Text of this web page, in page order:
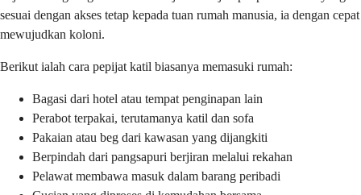
sesuai dengan akses tetap kepada tuan rumah manusia, ia dengan cepat
mewujudkan koloni.
Berikut ialah cara pepijat katil biasanya memasuki rumah:
Bagasi dari hotel atau tempat penginapan lain
Perabot terpakai, terutamanya katil dan sofa
Pakaian atau beg dari kawasan yang dijangkiti
Berpindah dari pangsapuri berjiran melalui rekahan
Pelawat membawa masuk dalam barang peribadi